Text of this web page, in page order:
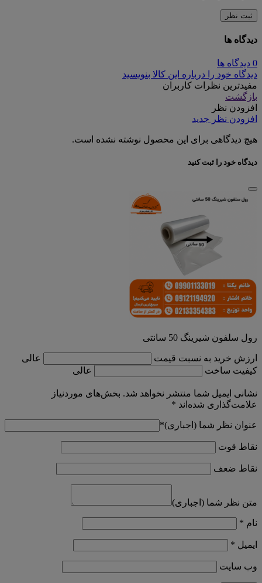
ثبت نظر
دیدگاه ها
0 دیدگاه ها
دیدگاه خود را درباره این کالا بنویسید
مفیدترین نظرات کاربران
بازگشت
افزودن نظر
افزودن نظر جدید
هیچ دیدگاهی برای این محصول نوشته نشده است.
دیدگاه خود را ثبت کنید
رول سلفون شیرینگ 50 سانتی
ارزش خرید به نسبت قیمت
عالی
کیفیت ساخت
عالی
نشانی ایمیل شما منتشر نخواهد شد. بخش‌های موردنیاز
علامت‌گذاری شده‌اند *
عنوان نظر شما (اجباری)*
نقاط قوت
نقاط ضعف
متن نظر شما (اجباری)
نام *
ایمیل *
وب‌ سایت